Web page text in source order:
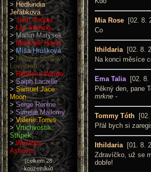
> Hedlundia
Jeřábková
>John Cooper
>Lily Starling
>Martin Matýsek
>Martínek Havel
>Míša Hrušková
> Newika Shelley
Lovecraft
>Rebecca Werde
>Saiph Lacaille
> Samuel Jace
Moon
>Serge Renine
>Simelie Mallorny
>Valerie Torres
>Vrtichvostík
Střípek
>Westbox
Ashriver
(celkem 28
kouzelníků)
Mia Rose [02. 8.
Co
Ithildaria[02. 8.
Na konci měsíce
Ema Talia[02. 8.
Pěkný den, pane
mrkne -
Tommy Tóth [02.
Přál bych si
Ithildaria[01. 8.
Zdravíčko, už se
dobře!